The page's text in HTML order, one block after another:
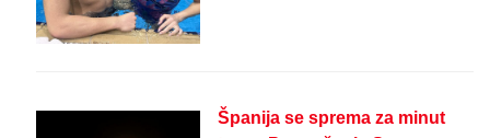
Španija se sprema za minut